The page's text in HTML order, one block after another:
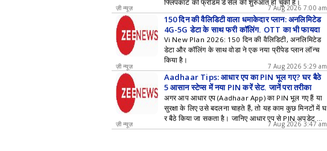
फ्लिपकार्ट की फ्रीडम डे सेल की शुरुआत हो चुकी है।
ज़ी न्यूज़ 7 Aug 2026 7:00 am
150 दिन की वैलिडिटी वाला धमाकेदार प्लान: अनलिमिटेड
4G-5G डेटा के साथ फ्री कॉलिंग, OTT का भी फायदा
Vi New Plan 2026: 150 दिन की वैलिडिटी, अनलिमिटेड
डेटा और कॉलिंग के साथ वोडा ने एक नया प्रीपेड प्लान लॉन्च
किया है।
ज़ी न्यूज़ 7 Aug 2026 5:29 am
Aadhaar Tips: आधार एप का PIN भूल गए? घर बैठे
5 आसान स्टेप्स में नया PIN करें सेट, जानें पूरा तरीका
अगर आप आधार एप (Aadhaar App) का PIN भूल गए हैं या
सुरक्षा के लिए उसे बदलना चाहते हैं, तो यह काम कुछ मिनटों में घ
र बैठे किया जा सकता है। जानिए आधार एप से PIN अपडेट कर
ने के कुछ बेहद आसान तरीके।
ज़ी न्यूज़ 7 Aug 2026 3:47 am